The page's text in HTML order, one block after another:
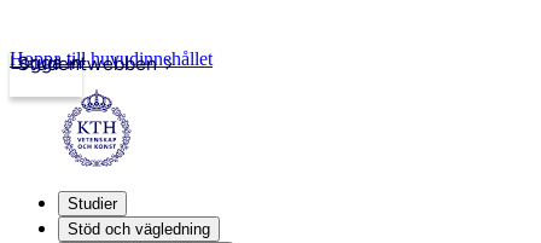
Studentwebben
Logga in
Hoppa till huvudinnehållet
Studier
Stöd och vägledning